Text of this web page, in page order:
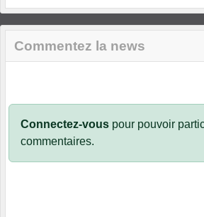
Commentez la news
Connectez-vous pour pouvoir
commentaires.